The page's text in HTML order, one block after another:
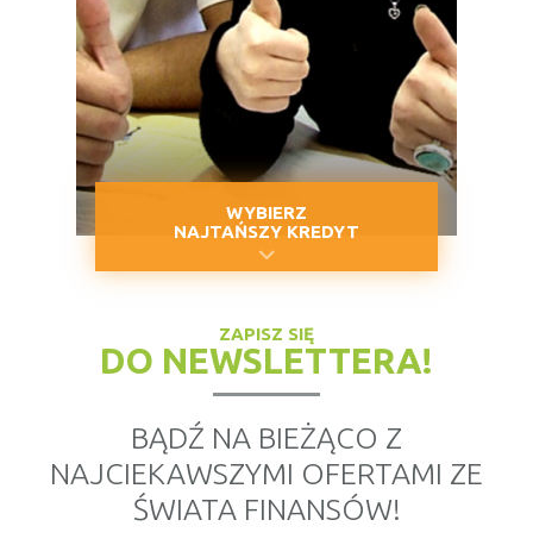
WYBIERZ
NAJTAŃSZY KREDYT
ZAPISZ SIĘ
DO NEWSLETTERA!
BĄDŹ NA BIEŻĄCO Z
NAJCIEKAWSZYMI OFERTAMI ZE
ŚWIATA FINANSÓW!